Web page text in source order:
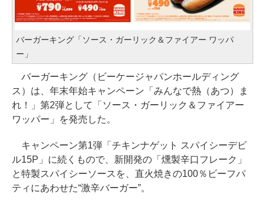
バーガーキング「ソース・ガーリック＆ファイアー ワッパ
ー」
バーガーキング（ビーケージャパンホールディング
ス）は、年末年始キャンペーン「みんなで熱（あつ）ま
れ！」第2弾として「ソース・ガーリック＆ファイアー
ワッパー」を発売した。
キャンペーン第1弾「チキンナゲット スパイシーデビ
ル15P」に続くもので、新開発の「燻製辛口フレーク」
と特製スパイシーソースを、直火焼きの100％ビーフパ
ティにあわせた“激辛バーガー”。